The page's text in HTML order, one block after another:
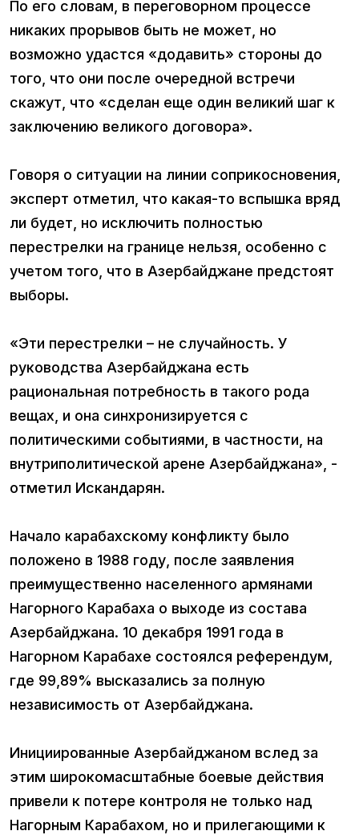
По его словам, в переговорном процессе
никаких прорывов быть не может, но
возможно удастся «додавить» стороны до
того, что они после очередной встречи
скажут, что «сделан еще один великий шаг к
заключению великого договора».
Говоря о ситуации на линии соприкосновения,
эксперт отметил, что какая-то вспышка вряд
ли будет, но исключить полностью
перестрелки на границе нельзя, особенно с
учетом того, что в Азербайджане предстоят
выборы.
«Эти перестрелки – не случайность. У
руководства Азербайджана есть
рациональная потребность в такого рода
вещах, и она синхронизируется с
политическими событиями, в частности, на
внутриполитической арене Азербайджана», -
отметил Искандарян.
Начало карабахскому конфликту было
положено в 1988 году, после заявления
преимущественно населенного армянами
Нагорного Карабаха о выходе из состава
Азербайджана. 10 декабря 1991 года в
Нагорном Карабахе состоялся референдум,
где 99,89% высказались за полную
независимость от Азербайджана.
Инициированные Азербайджаном вслед за
этим широкомасштабные боевые действия
привели к потере контроля не только над
Нагорным Карабахом, но и прилегающими к